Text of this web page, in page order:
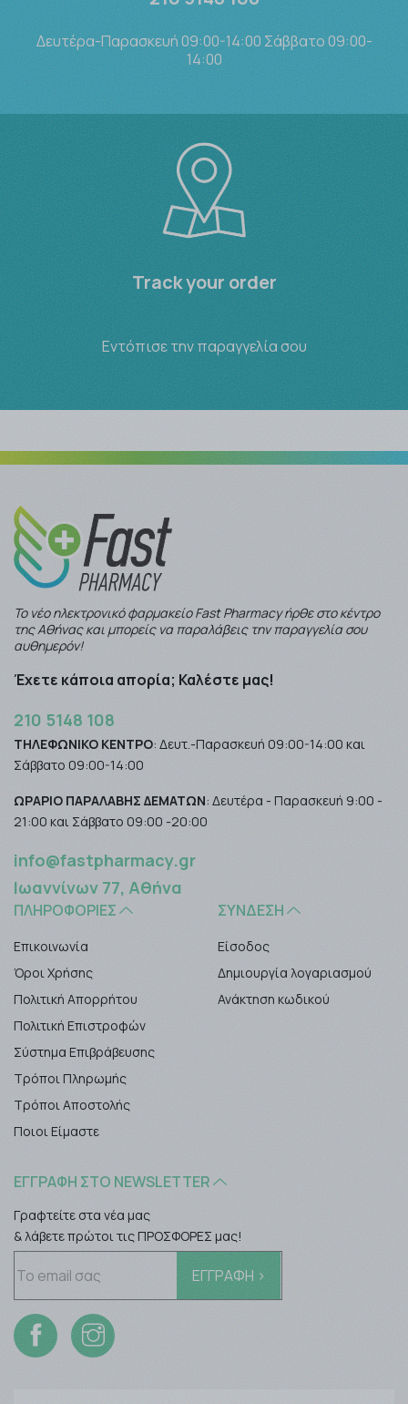
Δευτέρα-Παρασκευή 09:00-14:00 Σάββατο 09:00-
14:00
Track your order
Εντόπισε την παραγγελία σου
Το νέο ηλεκτρονικό φαρμακείο Fast Pharmacy ήρθε στο κέντρο
της Αθήνας και μπορείς να παραλάβεις την παραγγελία σου
αυθημερόν!
Έχετε κάποια απορία; Καλέστε μας!
210 5148 108
ΤΗΛΕΦΩΝΙΚΟ ΚΕΝΤΡΟ: Δευτ.-Παρασκευή 09:00-14:00 και
Σάββατο 09:00-14:00
ΩΡΑΡΙΟ ΠΑΡΑΛΑΒΗΣ ΔΕΜΑΤΩΝ: Δευτέρα - Παρασκευή 9:00 -
21:00 και Σάββατο 09:00 -20:00
info@fastpharmacy.gr
Ιωαννίνων 77, Αθήνα
ΠΛΗΡΟΦΟΡΊΕΣ
Επικοινωνία
Όροι Χρήσης
Πολιτική Απορρήτου
Πολιτική Επιστροφών
Σύστημα Επιβράβευσης
Τρόποι Πληρωμής
Τρόποι Αποστολής
Ποιοι Είμαστε
ΣΎΝΔΕΣΗ
Είσοδος
Δημιουργία λογαριασμού
Ανάκτηση κωδικού
ΕΓΓΡΑΦΉ ΣΤΟ NEWSLETTER
Γραφτείτε στα νέα μας
& λάβετε πρώτοι τις ΠΡΟΣΦΟΡΕΣ μας!